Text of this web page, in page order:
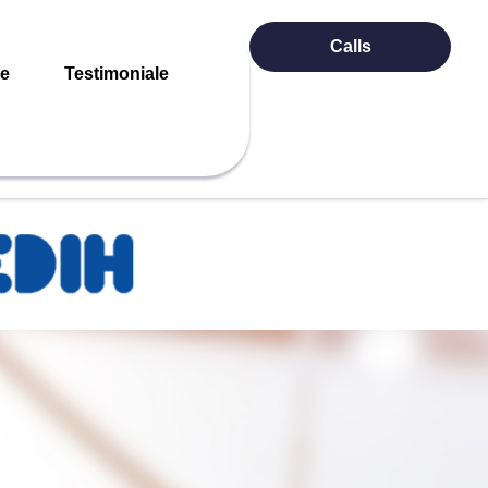
Testimoniale
Calls